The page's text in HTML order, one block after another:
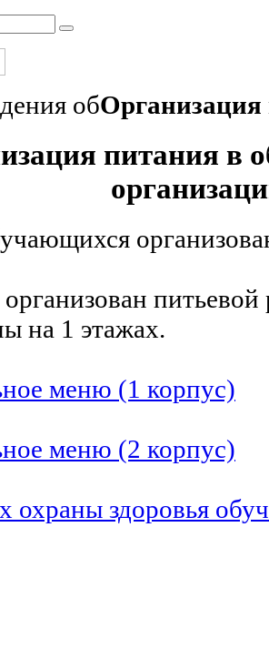
об
питания в
на 1 этажах.
меню (1 корпус)
меню (2 корпус)
охраны здоровья